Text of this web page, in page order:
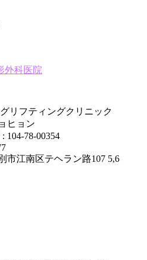
外科医院
リフティングクリニック
ヒョン
104-78-00354
市江南区テヘラン路107 5,6